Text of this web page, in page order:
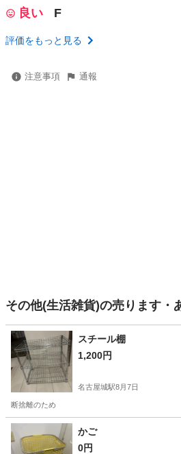
良い F
評価をもっと見る
注意事項 通報
その他(生活雑貨)の売ります・
スチール棚
1,200円
名古屋城駅8月7日
断捨離のため
愛知 名古屋市 かご
0円